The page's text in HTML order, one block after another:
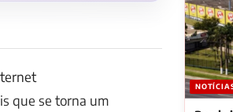
que se torna um